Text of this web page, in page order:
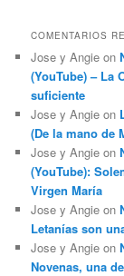
COMENTARIOS
Jose y Angie on
(YouTube) – La
suficiente
Jose y Angie on
(De la mano de
Jose y Angie on
(YouTube):
Virgen María
Jose y Angie on
Letanías son
Jose y Angie on
Novenas, una